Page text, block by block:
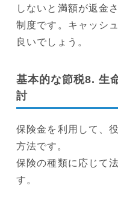
しないと満額が返金
制度です。キャッシ
良いでしょう。
基本的な節税8. 生
討
保険金を利用して、
方法です。
保険の種類に応じて
す。